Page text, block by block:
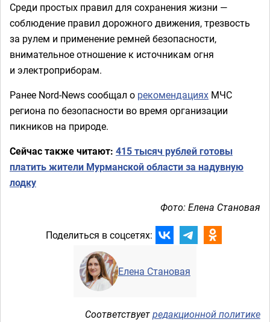
Среди простых правил для сохранения жизни —
соблюдение правил дорожного движения, трезвость
за рулем и применение ремней безопасности,
внимательное отношение к источникам огня
и электроприборам.
Ранее Nord-News сообщал о рекомендациях МЧС
региона по безопасности во время организации
пикников на природе.
Сейчас также читают: 415 тысяч рублей готовы
платить жители Мурманской области за надувную
лодку
Фото: Елена Становая
Поделиться в соцсетях:
Елена Становая
Соответствуетредакционной политике